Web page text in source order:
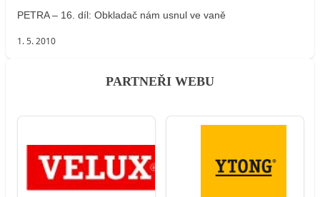
PETRA – 16. díl: Obkladač nám usnul ve vaně
1. 5. 2010
PARTNEŘI WEBU